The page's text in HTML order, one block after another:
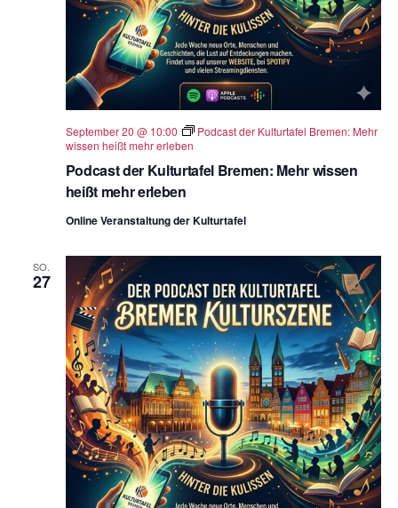
Podcast der Kulturtafel Bremen: Mehr wissen
heißt mehr erleben
September 20 @ 10:00
Podcast der Kulturtafel Bremen: Mehr
wissen heißt mehr erleben
Online Veranstaltung der Kulturtafel
SO.
27